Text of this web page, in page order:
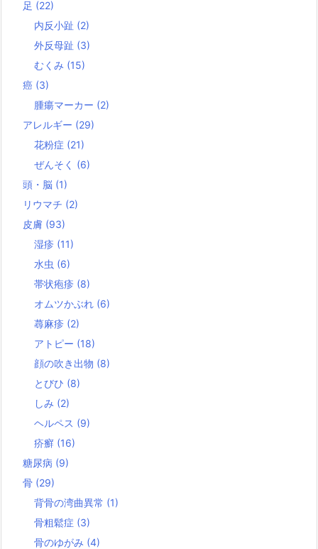
足 (22)
内反小趾 (2)
外反母趾 (3)
むくみ (15)
癌 (3)
腫瘍マーカー (2)
アレルギー (29)
花粉症 (21)
ぜんそく (6)
頭・脳 (1)
リウマチ (2)
皮膚 (93)
湿疹 (11)
水虫 (6)
帯状疱疹 (8)
オムツかぶれ (6)
蕁麻疹 (2)
アトピー (18)
顔の吹き出物 (8)
とびひ (8)
しみ (2)
ヘルペス (9)
疥癬 (16)
糖尿病 (9)
骨 (29)
背骨の湾曲異常 (1)
骨粗鬆症 (3)
骨のゆがみ (4)